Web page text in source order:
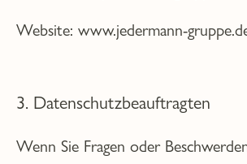
Website: www.jedermann-
3. Datenschutzbeauftragten
Wenn Sie Fragen oder